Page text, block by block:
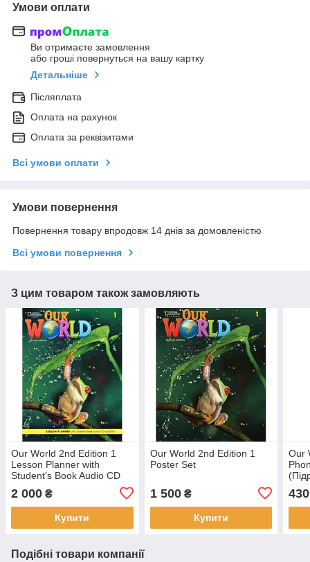
Умови оплати
Ви отримаєте замовлення
або гроші повернуться на вашу картку
Детальніше
Післяплата
Оплата на рахунок
Оплата за реквізитами
Всі умови оплати
Умови повернення
Повернення товару впродовж 14 днів за домовленістю
Всі умови повернення
З цим товаром також замовляють
Our World 2nd Edition 1
Lesson Planner with
Student's Book Audio CD
2 000 ₴
Купити
Our World 2nd Edition 1
Poster Set
1 500₴
Купити
Our
430
Подібні товари компанії